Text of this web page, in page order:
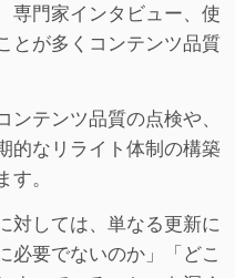
専門家インタビュー、使
とが多くコンテンツ品質
テンツ品質の点検や、
的なリライト体制の構築
。
対しては、単なる更新に
必要でないのか」「どこ